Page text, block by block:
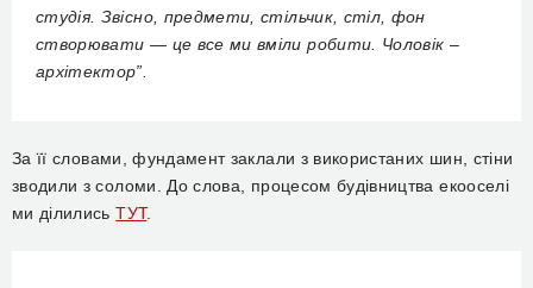
студія. Звісно, предмети, стільчик, стіл, фон
створювати — це все ми вміли робити. Чоловік –
архітектор”.
За її словами, фундамент заклали з використаних шин, стіни
зводили з соломи. До слова, процесом будівництва екооселі
ми ділилисьТУТ.